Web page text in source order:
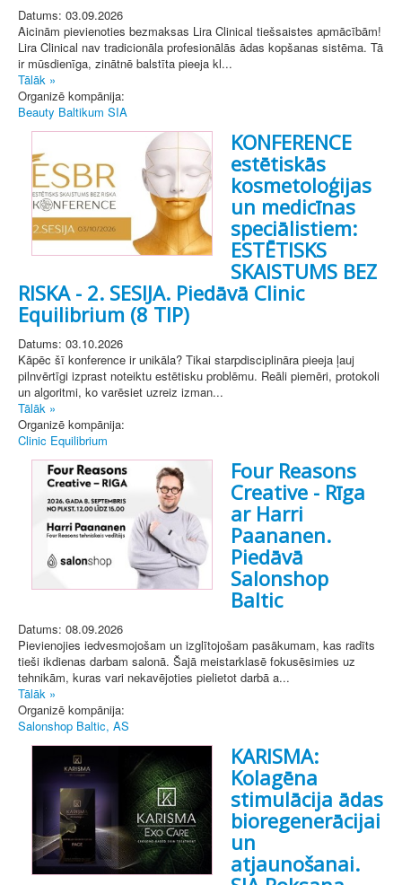
Datums: 03.09.2026
Aicinām pievienoties bezmaksas Lira Clinical tiešsaistes apmācībām!
Lira Clinical nav tradicionāla profesionālās ādas kopšanas sistēma. Tā
ir mūsdienīga, zinātnē balstīta pieeja kl...
Tālāk »
Organizē kompānija:
Beauty Baltikum SIA
KONFERENCE
estētiskās
kosmetoloģijas
un medicīnas
speciālistiem:
ESTĒTISKS
SKAISTUMS BEZ
RISKA - 2. SESIJA. Piedāvā Clinic
Equilibrium (8 TIP)
Datums: 03.10.2026
Kāpēc šī konference ir unikāla? Tikai starpdisciplināra pieeja ļauj
pilnvērtīgi izprast noteiktu estētisku problēmu. Reāli piemēri, protokoli
un algoritmi, ko varēsiet uzreiz izman...
Tālāk »
Organizē kompānija:
Clinic Equilibrium
Four Reasons
Creative - Rīga
ar Harri
Paananen.
Piedāvā
Salonshop
Baltic
Datums: 08.09.2026
Pievienojies iedvesmojošam un izglītojošam pasākumam, kas radīts
tieši ikdienas darbam salonā. Šajā meistarklasē fokusēsimies uz
tehnikām, kuras vari nekavējoties pielietot darbā a...
Tālāk »
Organizē kompānija:
Salonshop Baltic, AS
KARISMA:
Kolagēna
stimulācija ādas
bioregenerācijai
un
atjaunošanai.